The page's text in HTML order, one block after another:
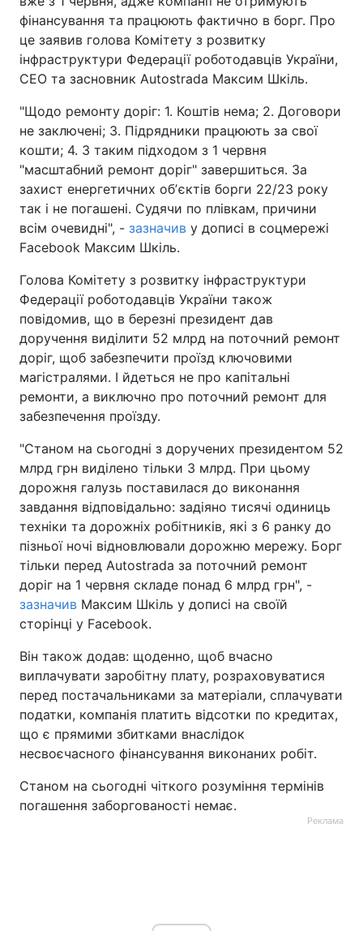
фінансування та працюють фактично в борг. Про
це заявив голова Комітету з розвитку
інфраструктури Федерації роботодавців України,
СЕО та засновник Autostrada Максим Шкіль.
"Щодо ремонту доріг: 1. Коштів нема; 2. Договори
не заключені; 3. Підрядники працюють за свої
кошти; 4. З таким підходом з 1 червня
"масштабний ремонт доріг" завершиться. За
захист енергетичних обʼєктів борги 22/23 року
так і не погашені. Судячи по плівкам, причини
всім очевидні", - зазначив у дописі в соцмережі
Facebook Максим Шкіль.
Голова Комітету з розвитку інфраструктури
Федерації роботодавців України також
повідомив, що в березні президент дав
доручення виділити 52 млрд на поточний ремонт
доріг, щоб забезпечити проїзд ключовими
магістралями. І йдеться не про капітальні
ремонти, а виключно про поточний ремонт для
забезпечення проїзду.
"Станом на сьогодні з доручених президентом 52
млрд грн виділено тільки 3 млрд. При цьому
дорожня галузь поставилася до виконання
завдання відповідально: задіяно тисячі одиниць
техніки та дорожніх робітників, які з 6 ранку до
пізньої ночі відновлювали дорожню мережу. Борг
тільки перед Autostrada за поточний ремонт
доріг на 1 червня складе понад 6 млрд грн", -
зазначив Максим Шкіль у дописі на своїй
сторінці у Facebook.
Він також додав: щоденно, щоб вчасно
виплачувати заробітну плату, розраховуватися
перед постачальниками за матеріали, сплачувати
податки, компанія платить відсотки по кредитах,
що є прямими збитками внаслідок
несвоєчасного фінансування виконаних робіт.
Станом на сьогодні чіткого розуміння термінів
погашення заборгованості немає.
Реклама